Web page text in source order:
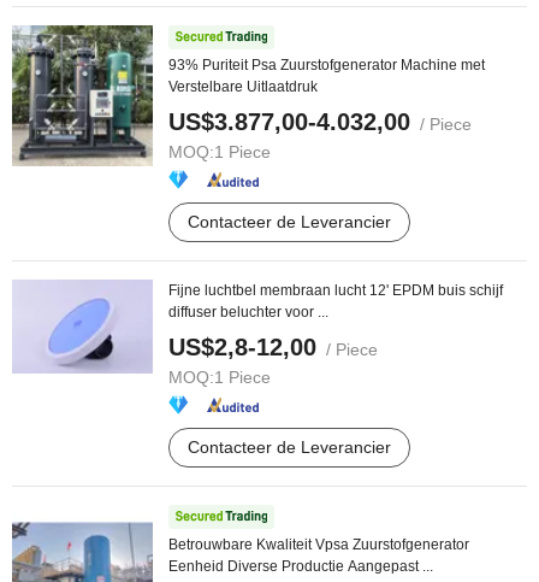
93% Puriteit Psa Zuurstofgenerator Machine met
Verstelbare Uitlaatdruk
US$3.877,00-4.032,00 / Piece
MOQ:1 Piece
Contacteer de Leverancier
Fijne luchtbel membraan lucht 12' EPDM buis schijf
diffuser beluchter voor ...
US$2,8-12,00 / Piece
MOQ:1 Piece
Contacteer de Leverancier
Betrouwbare Kwaliteit Vpsa Zuurstofgenerator
Eenheid Diverse Productie Aangepast ...